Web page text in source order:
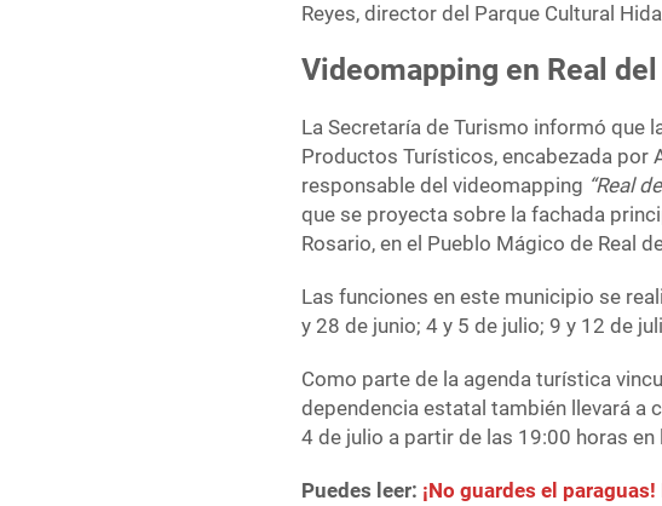
Reyes, director del Parque Cultural
Videomapping en Real
La Secretaría de Turismo informó que
Productos Turísticos, encabezada por
responsable del videomapping “Real
que se proyecta sobre la fachada
Rosario, en el Pueblo Mágico de Real
Las funciones en este municipio se
y 28 de junio; 4 y 5 de julio; 9 y 12 de
Como parte de la agenda turística
dependencia estatal también llevará a
4 de julio a partir de las 19:00 horas
Puedes leer: ¡No guardes el